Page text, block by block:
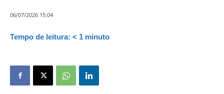
06/07/2026 15:04
Tempo de leitura: < 1 minuto